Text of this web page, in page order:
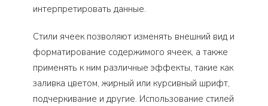
интерпретировать данные.
Стили ячеек позволяют изменять внешний вид и
форматирование содержимого ячеек, а также
применять к ним различные эффекты, такие как
заливка цветом, жирный или курсивный шрифт,
подчеркивание и другие. Использование стилей